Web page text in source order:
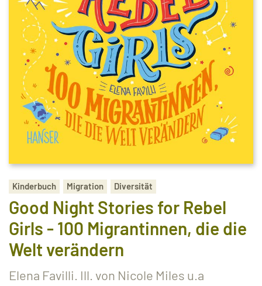
Kinderbuch Migration Diversität
Good Night Stories for Rebel
Girls - 100 Migrantinnen, die die
Welt verändern
Elena Favilli. Ill. von Nicole Miles u.a